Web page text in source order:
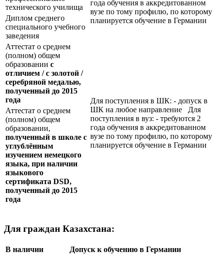
года обучения в аккредитованном
вузе по тому профилю, по которому
планируется обучение в Германии
технического училища
Диплом среднего
специального учебного
заведения
Аттестат о среднем
(полном) общем
образовании с
отличием / с золотой /
серебряной медалью,
полученный до 2015
года
Для поступления в ШК: - допуск в
ШК на любое направление Для
поступления в вуз: - требуются 2
года обучения в аккредитованном
вузе по тому профилю, по которому
планируется обучение в Германии
Аттестат о среднем
(полном) общем
образовании,
полученный в школе с
углублённым
изучением немецкого
языка, при наличии
языкового
сертификата DSD,
полученный до 2015
года
Для граждан Казахстана:
В наличии
Допуск к обучению в Германии